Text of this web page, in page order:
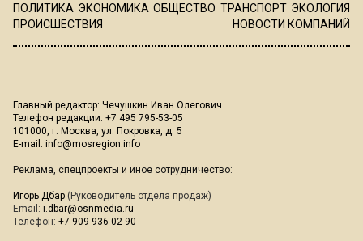
ПОЛИТИКА ЭКОНОМИКА ОБЩЕСТВО ТРАНСПОРТ ЭКОЛОГИЯ
ПРОИСШЕСТВИЯ
НОВОСТИ КОМПАНИЙ
Главный редактор: Чечушкин Иван Олегович.
Телефон редакции: +7 495 795-53-05
101000, г. Москва, ул. Покровка, д. 5
E-mail: info@mosregion.info
Реклама, спецпроекты и иное сотрудничество:
Игорь Дбар (Руководитель отдела продаж)
Email: i.dbar@osnmedia.ru
Телефон: +7 909 936-02-90